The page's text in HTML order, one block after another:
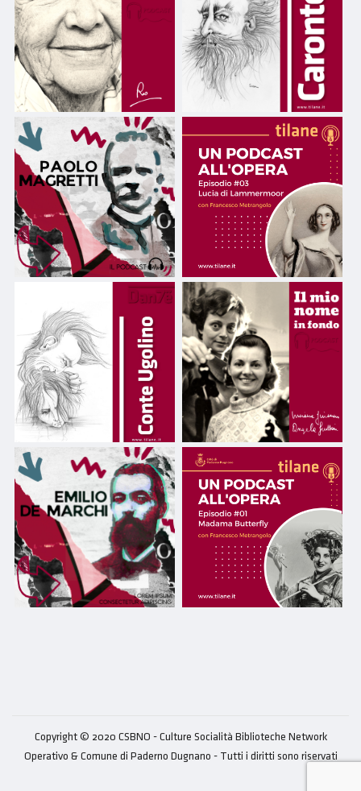
Copyright © 2020 CSBNO - Culture Socialità Biblioteche Network
Operativo & Comune di Paderno Dugnano - Tutti i diritti sono riservati